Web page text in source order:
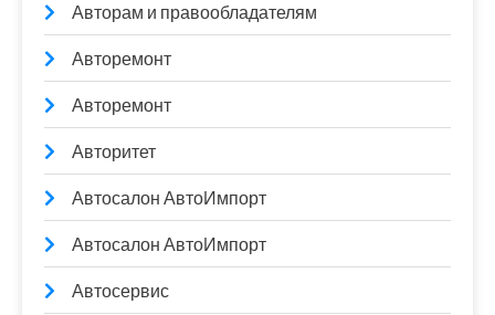
Авторам и правообладателям
Авторемонт
Авторемонт
Авторитет
Автосалон АвтоИмпорт
Автосалон АвтоИмпорт
Автосервис